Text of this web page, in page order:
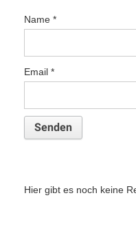
Name *
Email *
Hier gibt es noch keine